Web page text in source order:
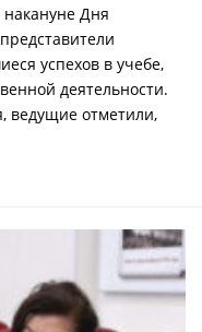
Дня
успехов в учебе,
деятельности.
ведущие отметили,